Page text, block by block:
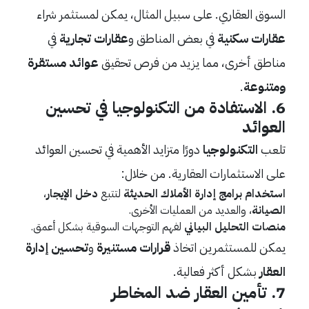
السوق العقاري. على سبيل المثال، يمكن لمستثمر شراء
عقارات سكنيةفي بعض المناطق وعقارات تجاريةفي
مناطق أخرى، مما يزيد من فرص تحقيقعوائد مستقرة
ومتنوعة.
6. الاستفادة من التكنولوجيا في تحسين
العوائد
تلعبالتكنولوجيا دورًا متزايد الأهمية في تحسين العوائد
على الاستثمارات العقارية. من خلال:
استخدام برامج إدارة الأملاك الحديثة لتتبع دخل الإيجار،
الصيانة، والعديد من العمليات الأخرى.
منصات التحليل البياني لفهم التوجهات السوقية بشكل أعمق.
يمكن للمستثمرين اتخاذقرارات مستنيرة وتحسين إدارة
العقار بشكل أكثر فعالية.
7. تأمين العقار ضد المخاطر